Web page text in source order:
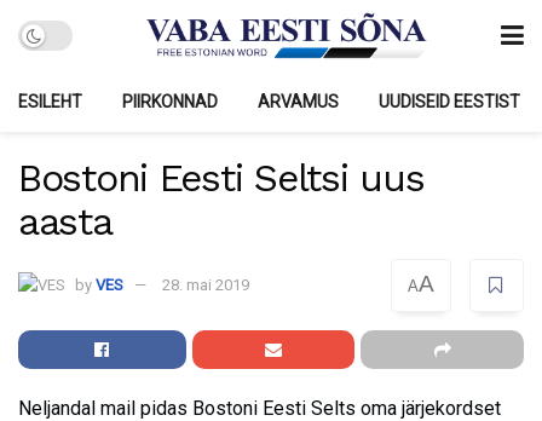
ESILEHT PIIRKONNAD ARVAMUS UUDISEID EESTIST
Bostoni Eesti Seltsi uus
aasta
by VES 28. mai 2019 AA
Neljandal mail pidas Bostoni Eesti Selts oma järjekordset